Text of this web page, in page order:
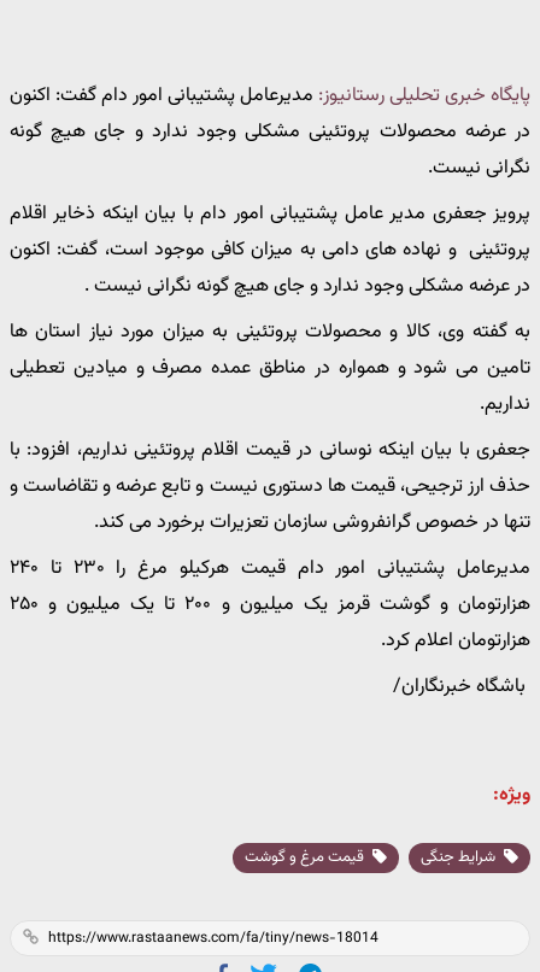
پایگاه خبری تحلیلی رستانیوز: مدیرعامل پشتیبانی امور دام گفت: اکنون
در عرضه محصولات پروتئینی مشکلی وجود ندارد و جای هیچ گونه
نگرانی نیست.
پرویز جعفری مدیر عامل پشتیبانی امور دام با بیان اینکه ذخایر اقلام
پروتئینی و نهاده های دامی به میزان کافی موجود است، گفت: اکنون
در عرضه مشکلی وجود ندارد و جای هیچ گونه نگرانی نیست .
به گفته وی، کالا و محصولات پروتئینی به میزان مورد نیاز استان ها
تامین می شود و همواره در مناطق عمده مصرف و میادین تعطیلی
نداریم.
جعفری با بیان اینکه نوسانی در قیمت اقلام پروتئینی نداریم، افزود: با
حذف ارز ترجیحی، قیمت ها دستوری نیست و تابع عرضه و تقاضاست و
تنها در خصوص گرانفروشی سازمان تعزیرات برخورد می کند.
مدیرعامل پشتیبانی امور دام قیمت هرکیلو مرغ را ۲۳۰ تا ۲۴۰
هزارتومان و گوشت قرمز یک میلیون و ۲۰۰ تا یک میلیون و ۲۵۰
هزارتومان اعلام کرد.
باشگاه خبرنگاران/
ویژه:
شرایط جنگی قیمت مرغ و گوشت